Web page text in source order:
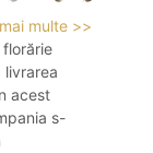
multe >>
livrarea
acest
s-